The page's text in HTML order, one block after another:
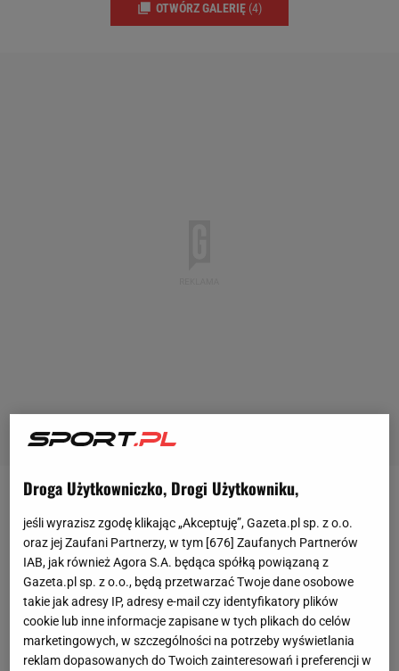
OTWÓRZ GALERIĘ (4)
doFC Barcelony, z którą podpisał kontrakt do 2026
roku. Jego pierwszy sezon w nowym klubie był
bardzo udany. Polak został królem strzelców i
sięgnął po mistrzostwo Hiszpanii. W bieżących
rozgrywkach sytuacja wygląda jednak inaczej.
Napastnik nie spisuje się najlepiej i marnuje wiele
Droga Użytkowniczko, Drogi Użytkowniku,
jeśli wyrazisz zgodę klikając „Akceptuję”, Gazeta.pl sp. z o.o.
oraz jej Zaufani Partnerzy, w tym [676] Zaufanych Partnerów
IAB, jak również Agora S.A. będąca spółką powiązaną z
Gazeta.pl sp. z o.o., będą przetwarzać Twoje dane osobowe
takie jak adresy IP, adresy e-mail czy identyfikatory plików
cookie lub inne informacje zapisane w tych plikach do celów
marketingowych, w szczególności na potrzeby wyświetlania
reklam dopasowanych do Twoich zainteresowań i preferencji w